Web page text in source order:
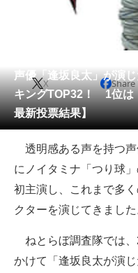
会員記事
メディア
注目記事を集めた総合ペー
ITの今と未来を見通す
スマホと通信の最新トレン
好きが集まる 比べて選べ
声優「逢坂良太」が演
キングTOP32！ 1位は
最新投票結果】
X Share
透明感ある声を持つ声
にノイタミナ「つり球
初主演し、これまで多
クターを演じてきました
ねとらぼ調査隊では、
かけて「逢坂良太が演